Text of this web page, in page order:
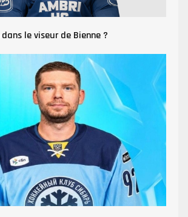
le viseur de Bienne ?